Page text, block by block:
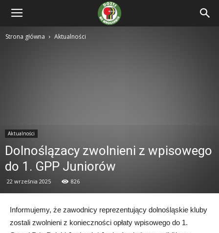
Strona główna Aktualności
Aktualności
Dolnoślązacy zwolnieni z wpisowego
do 1. GPP Juniorów
22 września 2025 826
Informujemy, że zawodnicy reprezentujący dolnośląskie kluby
zostali zwolnieni z konieczności opłaty wpisowego do 1.